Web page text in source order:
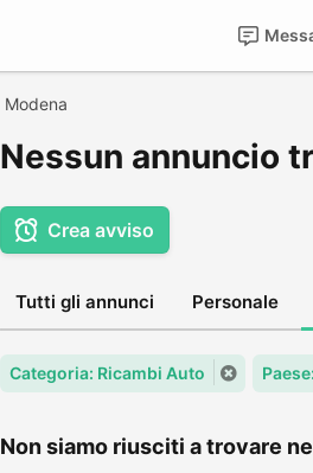
Modena
Nessun annuncio
Crea avviso
Tutti gli annunci Personale
Categoria: Ricambi Auto
Non siamo riusciti a trovare